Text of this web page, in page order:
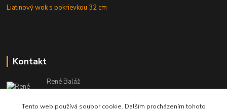
Liatinový wok s pokrievkou 32 cm
Kontakt
René Baláž
Eshop: +421 902 212 007
od 8:00 - do 16:00 hod
Tento web používá soubor cookie. Dalším procházením tohoto